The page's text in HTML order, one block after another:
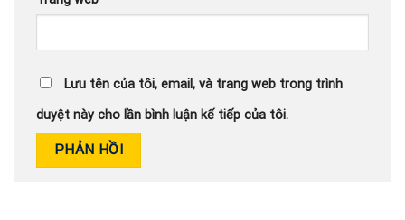
Lưu tên của tôi, email, và trang web trong trình
duyệt này cho lần bình luận kế tiếp của tôi.